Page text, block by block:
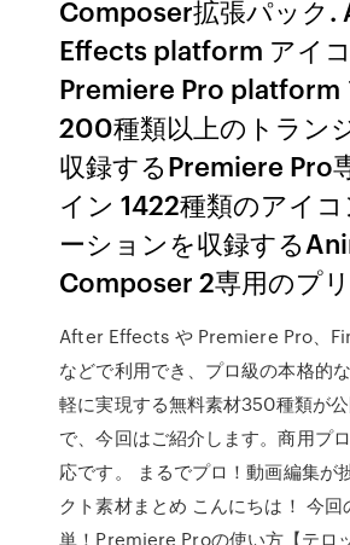
Composer拡張パック.
Effects platform アイ
Premiere Pro platform
200種類以上のトラン
収録するPremiere Pro
イン 1422種類のアイ
ーションを収録する
Composer 2専用のプ
After Effects や Premiere Pro、
などで利用でき、プロ級の本格的
軽に実現する無料素材350種類が
で、今回はご紹介します。商用プ
応です。 まるでプロ！動画編集が
クト素材まとめ こんにちは！ 今回
単！Premiere Proの使い方【テロ